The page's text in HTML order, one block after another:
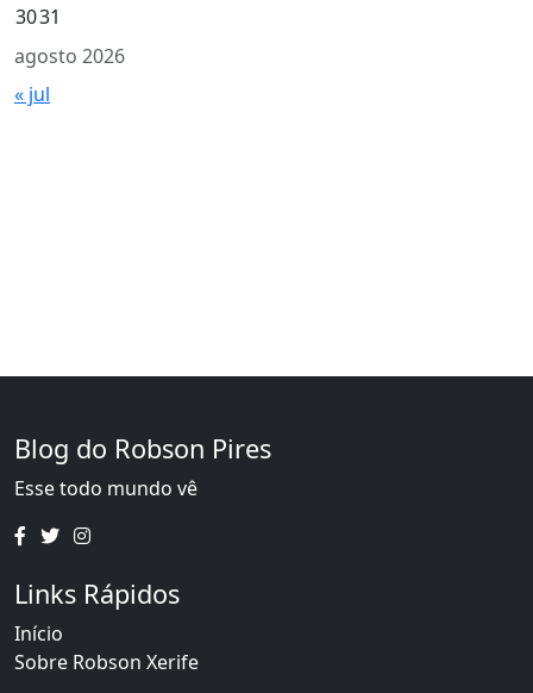
agosto 2026
3031
« jul
Blog do Robson Pires
Esse todo mundo vê
Links Rápidos
Início
Sobre Robson Xerife